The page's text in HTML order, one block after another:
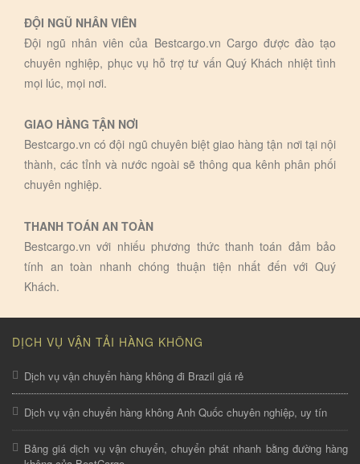
ĐỘI NGŨ NHÂN VIÊN
Đội ngũ nhân viên của Bestcargo.vn Cargo được đào tạo
chuyên nghiệp, phục vụ hỗ trợ tư vấn Quý Khách nhiệt tình
mọi lúc, mọi nơi.
GIAO HÀNG TẬN NƠI
Bestcargo.vn có đội ngũ chuyên biệt giao hàng tận nơi tại nội
thành, các tỉnh và nước ngoài sẽ thông qua kênh phân phối
chuyên nghiệp.
THANH TOÁN AN TOÀN
Bestcargo.vn với nhiếu phương thức thanh toán đảm bảo
tính an toàn nhanh chóng thuận tiện nhất đến với Quý
Khách.
DỊCH VỤ VẬN TẢI HÀNG KHÔNG
Dịch vụ vận chuyển hàng không đi Brazil giá rẻ
Dịch vụ vận chuyển hàng không Anh Quốc chuyên nghiệp, uy tín
Bảng giá dịch vụ vận chuyển, chuyển phát nhanh bằng đường hàng